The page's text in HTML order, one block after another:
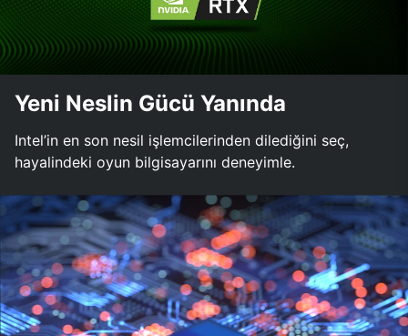
Yeni Neslin Gücü Yanında
Intel’in en son nesil işlemcilerinden dilediğini seç,
hayalindeki oyun bilgisayarını deneyimle.